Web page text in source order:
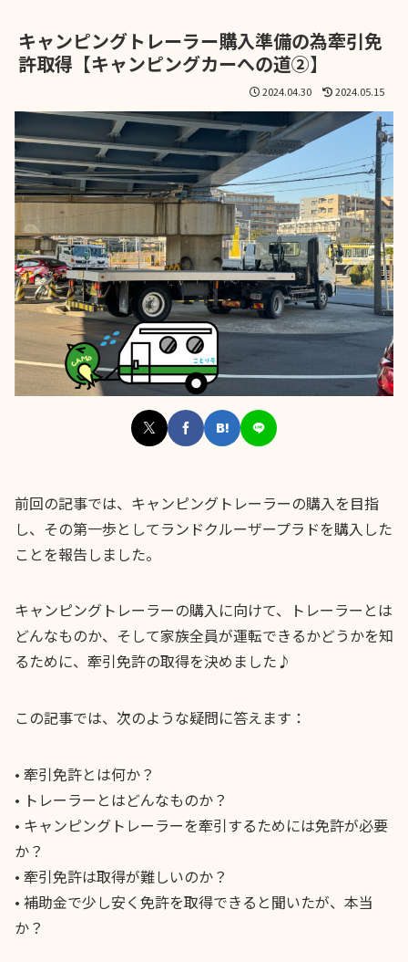
キャンピングトレーラー購入準備の為牽引免
許取得【キャンピングカーへの道②】
2024.04.30 2024.05.15
前回の記事では、キャンピングトレーラーの購入を目指
し、その第一歩としてランドクルーザープラドを購入した
ことを報告しました。
キャンピングトレーラーの購入に向けて、トレーラーとは
どんなものか、そして家族全員が運転できるかどうかを知
るために、牽引免許の取得を決めました♪
この記事では、次のような疑問に答えます：
• 牽引免許とは何か？
• トレーラーとはどんなものか？
• キャンピングトレーラーを牽引するためには免許が必要
か？
• 牽引免許は取得が難しいのか？
• 補助金で少し安く免許を取得できると聞いたが、本当
か？